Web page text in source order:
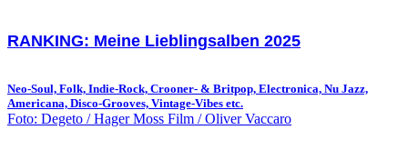
RANKING: Meine Lieblingsalben 2025
Neo-Soul, Folk, Indie-Rock, Crooner- & Britpop, Electronica, Nu Jazz,
Americana, Disco-Grooves, Vintage-Vibes etc.
Foto: Degeto / Hager Moss Film / Oliver Vaccaro